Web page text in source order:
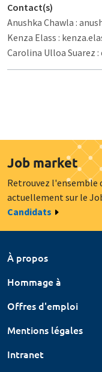
Contact(s)
Anushka Chawla :
Kenza Elass :
Carolina Ulloa Suarez
Job market
Retrouvez l'ensemble
actuellement sur le
Candidats
À propos
Hommage à
Offres d'emploi
Mentions légales
Intranet